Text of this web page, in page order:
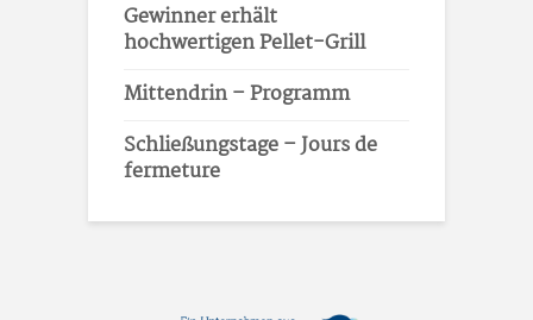
Gewinner erhält
hochwertigen Pellet-Grill
Mittendrin – Programm
Schließungstage – Jours de
fermeture